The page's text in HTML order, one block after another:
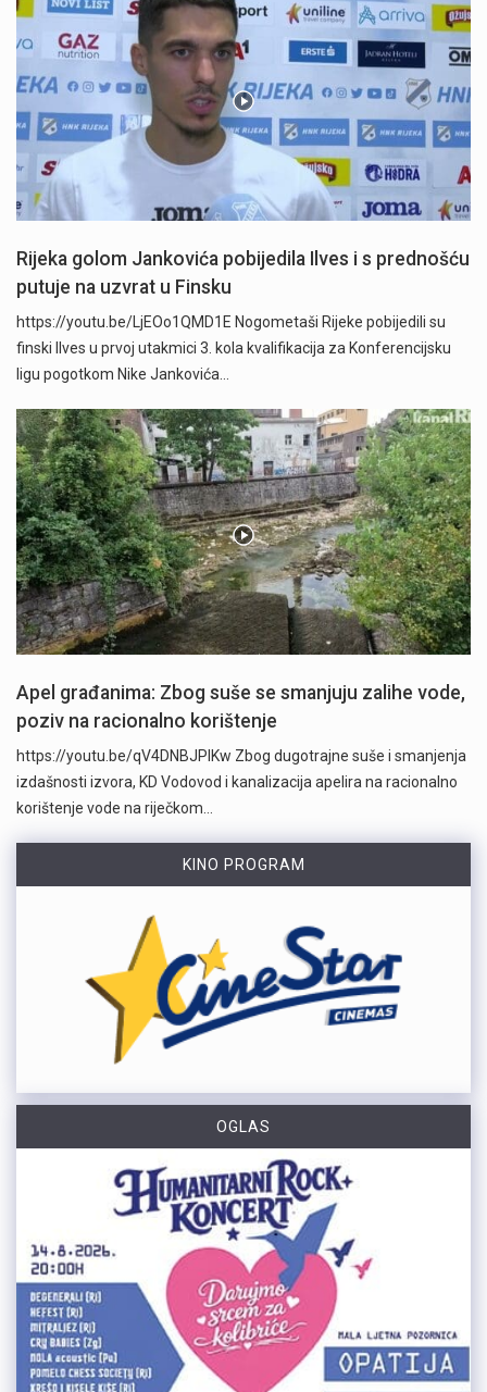
Rijeka golom Jankovića pobijedila Ilves i s prednošću
putuje na uzvrat u Finsku
https://youtu.be/LjEOo1QMD1E Nogometaši Rijeke pobijedili su
finski Ilves u prvoj utakmici 3. kola kvalifikacija za Konferencijsku
ligu pogotkom Nike Jankovića…
Apel građanima: Zbog suše se smanjuju zalihe vode,
poziv na racionalno korištenje
https://youtu.be/qV4DNBJPlKw Zbog dugotrajne suše i smanjenja
izdašnosti izvora, KD Vodovod i kanalizacija apelira na racionalno
korištenje vode na riječkom…
KINO PROGRAM
OGLAS